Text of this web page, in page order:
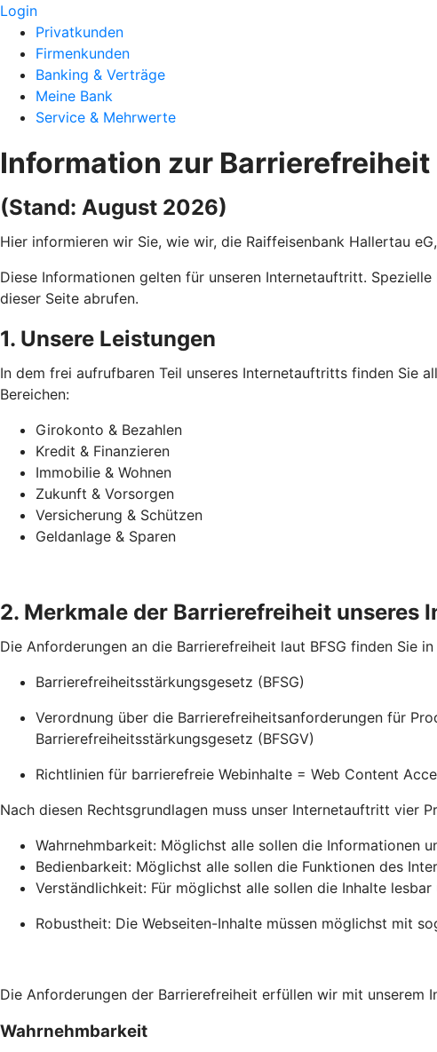
Login
Privatkunden
Firmenkunden
Banking & Verträge
Meine Bank
Service & Mehrwerte
Information zur Barrierefreiheit
(Stand: August 2026)
Hier informieren wir Sie, wie wir, die Raiffeisenbank Hallertau
Diese Informationen gelten für unseren Internetauftritt.
dieser Seite abrufen.
1. Unsere Leistungen
In dem frei aufrufbaren Teil unseres Internetauftritts finden Sie
Bereichen:
Girokonto & Bezahlen
Kredit & Finanzieren
Immobilie & Wohnen
Zukunft & Vorsorgen
Versicherung & Schützen
Geldanlage & Sparen
2. Merkmale der Barrierefreiheit unseres
Die Anforderungen an die Barrierefreiheit laut BFSG finden Sie
Barrierefreiheitsstärkungsgesetz (BFSG)
Verordnung über die Barrierefreiheitsanforderungen für
Barrierefreiheitsstärkungsgesetz (BFSGV)
Richtlinien für barrierefreie Webinhalte = Web Content
Nach diesen Rechtsgrundlagen muss unser Internetauftritt vier
Wahrnehmbarkeit: Möglichst alle sollen die Informationen
Bedienbarkeit: Möglichst alle sollen die Funktionen des
Verständlichkeit: Für möglichst alle sollen die Inhalte
Robustheit: Die Webseiten-Inhalte müssen möglichst mit
Die Anforderungen der Barrierefreiheit erfüllen wir mit unserem
Wahrnehmbarkeit